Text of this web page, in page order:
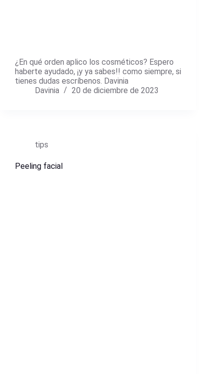
¿En qué orden aplico los cosméticos? Espero
haberte ayudado, ¡y ya sabes!! como siempre, si
tienes dudas escríbenos. Davinia
Davinia
20 de diciembre de 2023
tips
Peeling facial